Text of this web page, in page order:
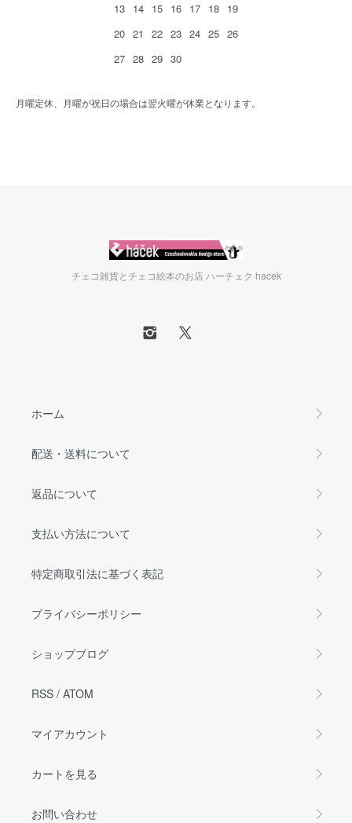
13 14 15 16 17 18 19
20 21 22 23 24 25 26
27 28 29 30
月曜定休、月曜が祝日の場合は翌火曜が休業となります。
チェコ雑貨とチェコ絵本のお店 ハーチェク hacek
ホーム
配送・送料について
返品について
支払い方法について
特定商取引法に基づく表記
プライバシーポリシー
ショップブログ
RSS / ATOM
マイアカウント
カートを見る
お問い合わせ